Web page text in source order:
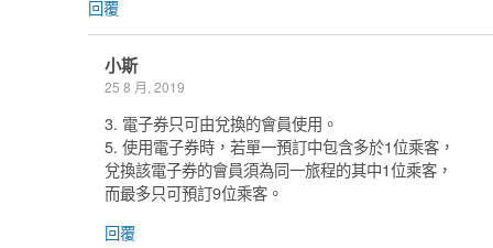
回覆
小斯
25 8 月, 2019
3. 電子券只可由兌換的會員使用。
5. 使用電子券時，若單一預訂中包含多於1位乘客，
兌換該電子券的會員須為同一旅程的其中1位乘客，
而最多只可預訂9位乘客。
回覆